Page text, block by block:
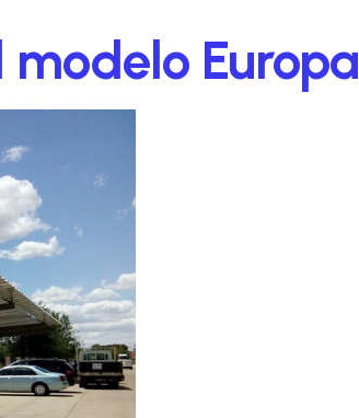
Europa